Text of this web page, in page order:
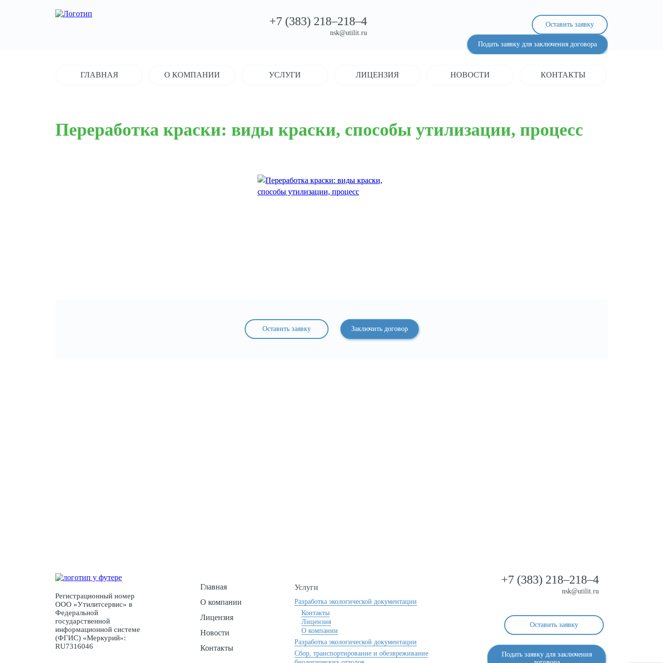
+7 (383) 218–218–4
nsk@utilit.ru
Оставить заявку
Подать заявку для заключения договора
ГЛАВНАЯ О КОМПАНИИ УСЛУГИ ЛИЦЕНЗИЯ НОВОСТИ КОНТАКТЫ
Переработка краски: виды краски, способы утилизации, процесс
Оставить заявку Заключить договор
Регистрационный номер
ООО «Утилитсервис» в
Федеральной
государственной
информационной системе
(ФГИС) «Меркурий»:
RU7316046
Главная
О компании
Лицензия
Новости
Контакты
Услуги
Разработка экологической документации
Контакты
Лицензия
О компании
Разработка экологической документации
Сбор, транспортирование и обезвреживание
+7 (383) 218–218–4
nsk@utilit.ru
Оставить заявку
Подать заявку для заключения